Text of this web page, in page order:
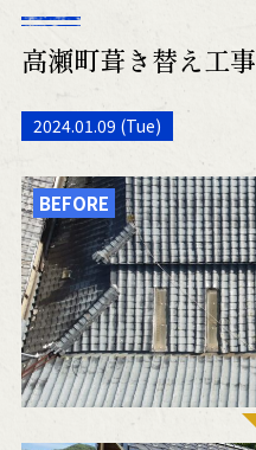
高瀬町葺き替え工事
2024.01.09 (Tue)
BEFORE